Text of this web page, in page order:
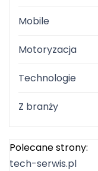
Mobile
Motoryzacja
Technologie
Z branży
Polecane strony:
tech-serwis.pl